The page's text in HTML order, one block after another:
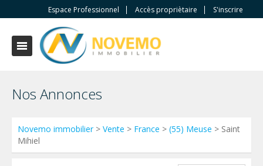
Espace Professionnel Accès propriètaire S'inscrire
Nos Annonces
Novemo immobilier> Vente > France > (55) Meuse > Saint
Mihiel